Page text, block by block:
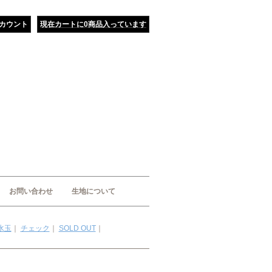
現在カートに0商品入っています
ウント
お問い合わせ 生地について
玉 チェック SOLD OUT｜